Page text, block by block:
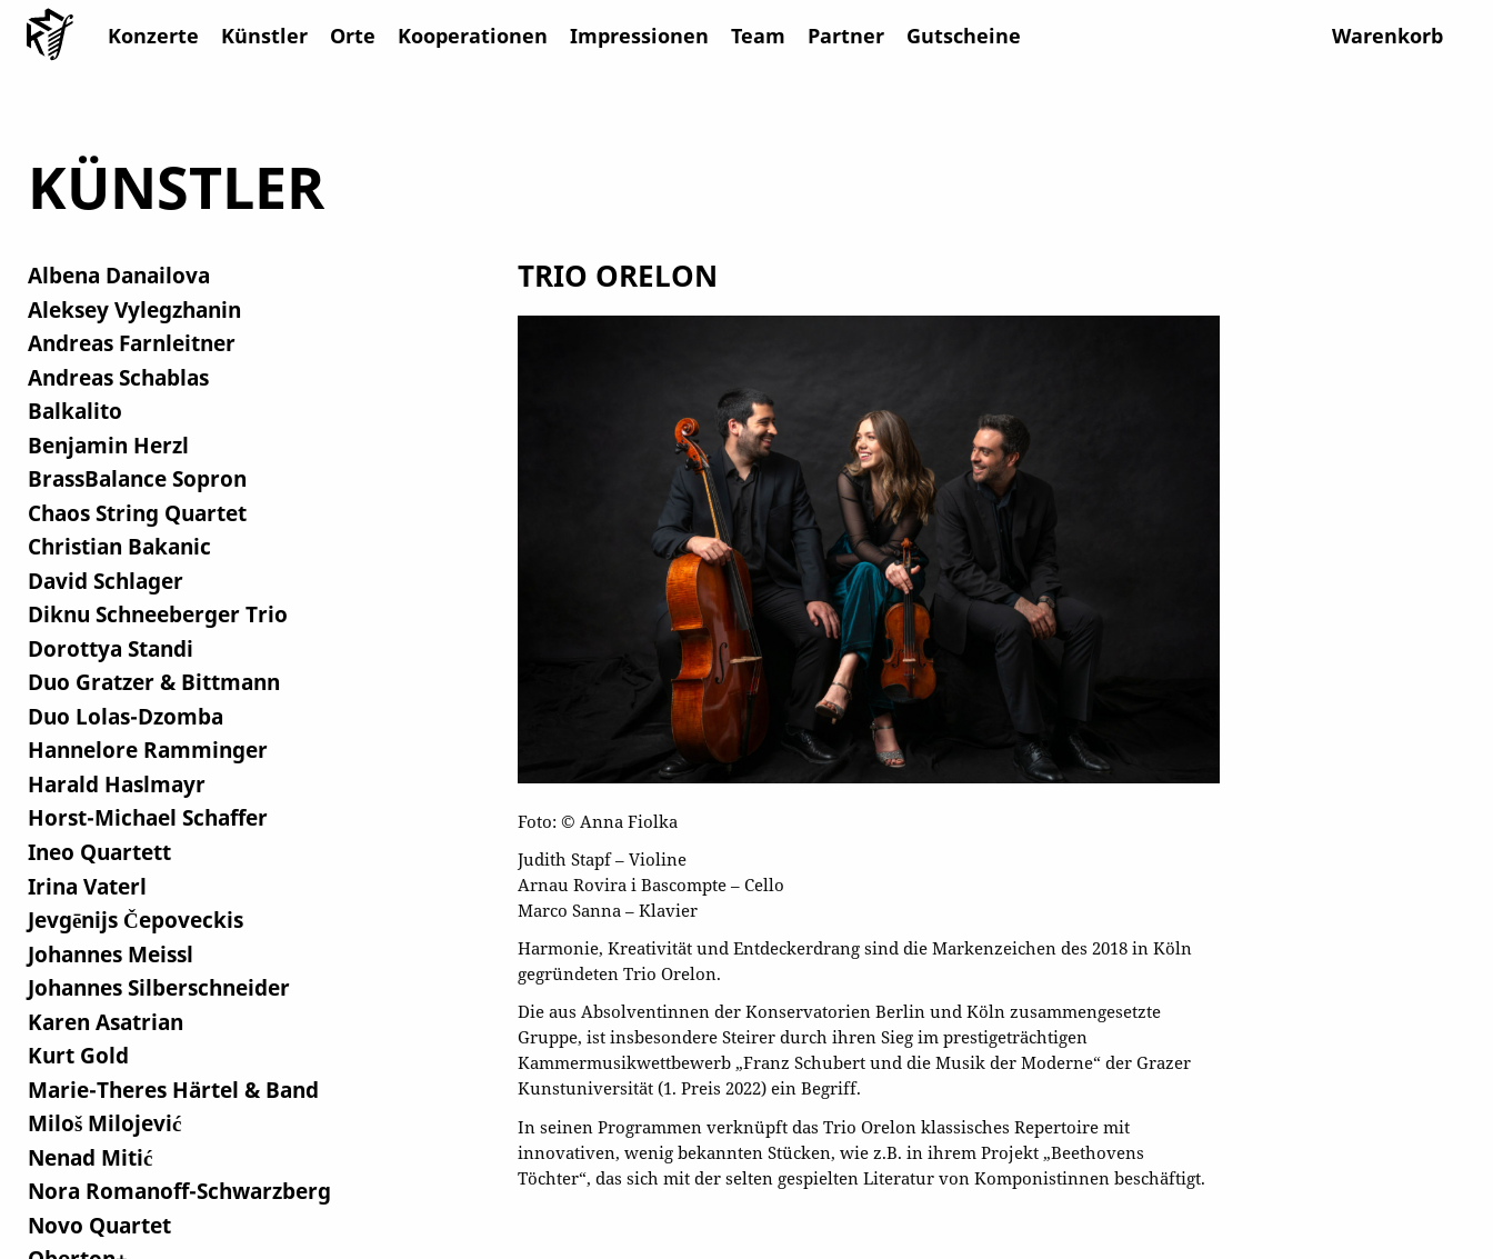
Konzerte Künstler Orte Kooperationen Impressionen Team Partner Gutscheine Warenkorb
KÜNSTLER
Albena Danailova
Aleksey Vylegzhanin
Andreas Farnleitner
Andreas Schablas
Balkalito
Benjamin Herzl
BrassBalance Sopron
Chaos String Quartet
Christian Bakanic
David Schlager
Diknu Schneeberger Trio
Dorottya Standi
Duo Gratzer & Bittmann
Duo Lolas-Dzomba
Hannelore Ramminger
Harald Haslmayr
Horst-Michael Schaffer
Ineo Quartett
Irina Vaterl
Jevgēnijs Čepoveckis
Johannes Meissl
Johannes Silberschneider
Karen Asatrian
Kurt Gold
Marie-Theres Härtel & Band
Miloš Milojević
Nenad Mitić
Nora Romanoff-Schwarzberg
Novo Quartet
TRIO ORELON
Foto: © Anna Fiolka
Judith Stapf – Violine
Arnau Rovira i Bascompte – Cello
Marco Sanna – Klavier
Harmonie, Kreativität und Entdeckerdrang sind die Markenzeichen des 2018 in Köln
gegründeten Trio Orelon.
Die aus Absolventinnen der Konservatorien Berlin und Köln zusammengesetzte
Gruppe, ist insbesondere Steirer durch ihren Sieg im prestigeträchtigen
Kammermusikwettbewerb „Franz Schubert und die Musik der Moderne“ der Grazer
Kunstuniversität (1. Preis 2022) ein Begriff.
In seinen Programmen verknüpft das Trio Orelon klassisches Repertoire mit
innovativen, wenig bekannten Stücken, wie z.B. in ihrem Projekt „Beethovens
Töchter“, das sich mit der selten gespielten Literatur von Komponistinnen beschäftigt.